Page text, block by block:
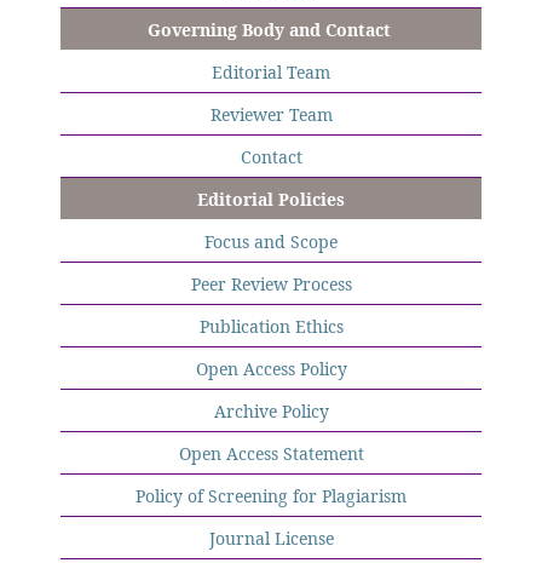
Governing Body and Contact
Editorial Team
Reviewer Team
Contact
Editorial Policies
Focus and Scope
Peer Review Process
Publication Ethics
Open Access Policy
Archive Policy
Open Access Statement
Policy of Screening for Plagiarism
Journal License